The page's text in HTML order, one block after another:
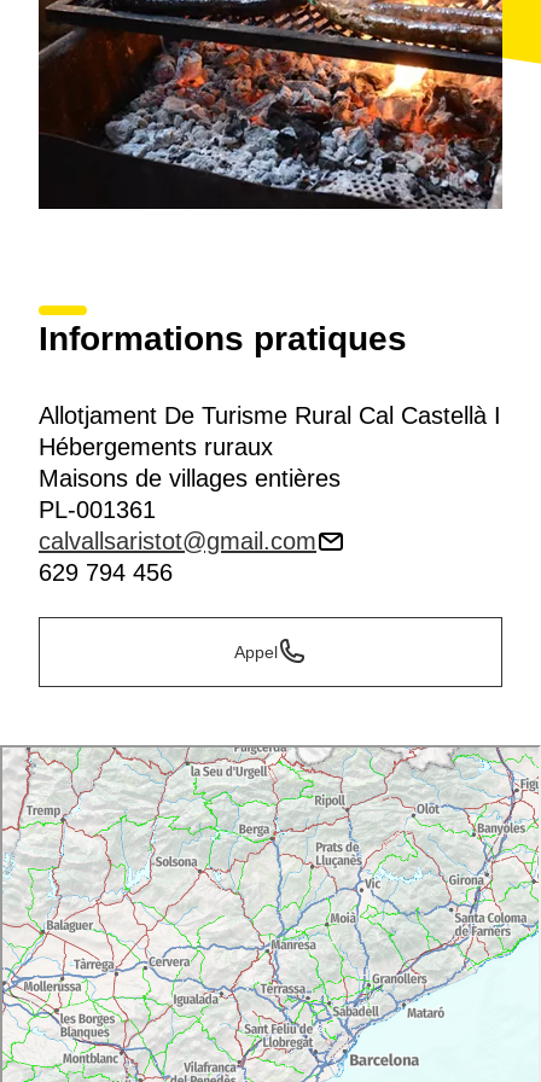
Informations pratiques
Allotjament De Turisme Rural Cal Castellà I
Hébergements ruraux
Maisons de villages entières
PL-001361
calvallsaristot@gmail.com
629 794 456
Appel